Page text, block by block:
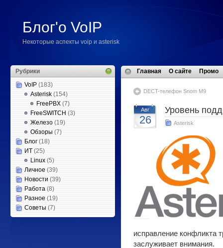
Блог'о VoIP
Некоторые аспекты voip и asterisk
Рубрики
VoIP (183)
Asterisk (154)
FreePBX (7)
FreeSWITCH (3)
Железо (19)
Обзоры (7)
Блог (18)
ИТ (25)
Linux (5)
Личное (39)
Новости (39)
Работа (8)
Разное (19)
Советы (7)
Главная О сайте Промо
DECT-телефон Snom M9
Авг
26
Уровень
Asterisk
исправление конфликта
заслуживает внимания.